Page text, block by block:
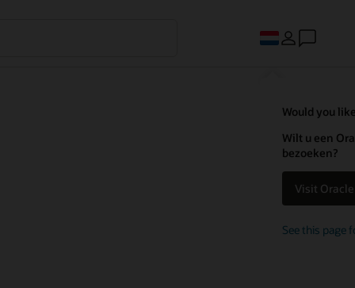
Would you
Wilt u een
bezoeken?
Visit
See this page